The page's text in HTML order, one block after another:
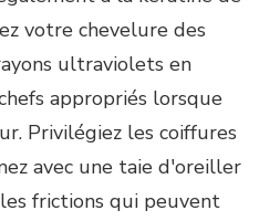
votre chevelure des
ultraviolets en
appropriés lorsque
Privilégiez les coiffures
avec une taie d'oreiller
frictions qui peuvent